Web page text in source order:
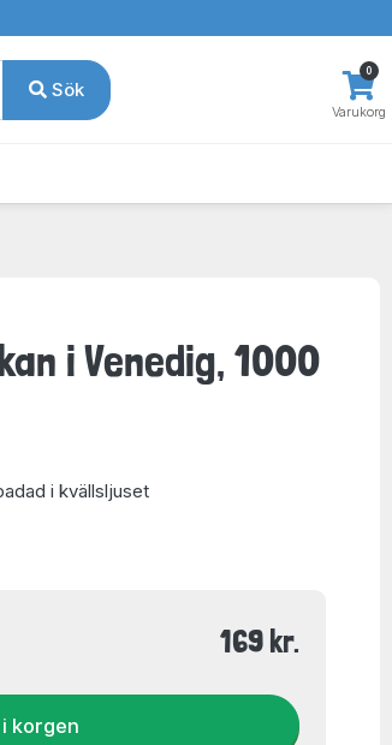
Sök
Varukorg
0
i Venedig, 1000
i kvällsljuset
169 kr.
korgen